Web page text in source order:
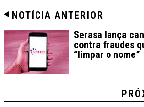
NOTÍCIA ANTERIOR
Serasa lança
contra fraudes
“limpar o nome”